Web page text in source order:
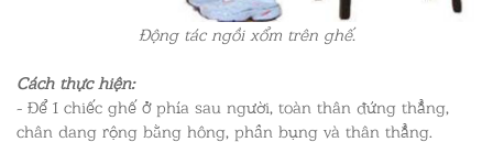
Động tác ngồi xổm trên ghế.
Cách thực hiện:
- Để 1 chiếc ghế ở phía sau người, toàn thân đứng thẳng,
chân dang rộng bằng hông, phần bụng và thân thẳng.